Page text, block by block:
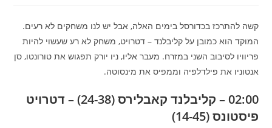
קשה להתרכז בכדורסל בימים האלה, אבל יש לנו משחקים לא רעים.
המוקד הוא כמובן על קליבלנד – דטרויט, משחק לא רע שעשוי להיות
פריוויו לסיבוב השני במזרח. מעבר אליו, ניו יורק תפגוש את טורונטו, סן
אנטוניו את פילדלפיה וממפיס את מינסוטה.
02:00 – קליבלנד קאבלירס (24-38) – דטרויט
פיסטונס (14-45)